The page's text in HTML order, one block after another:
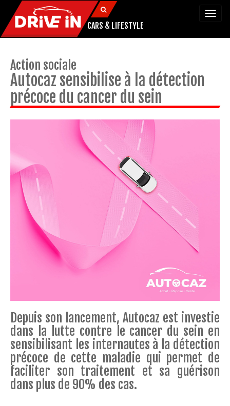
CARS & LIFESTYLE
Action sociale
Autocaz sensibilise à la détection
précoce du cancer du sein
Depuis son lancement, Autocaz est investie
dans la lutte contre le cancer du sein en
sensibilisant les internautes à la détection
précoce de cette maladie qui permet de
faciliter son traitement et sa guérison
dans plus de 90% des cas.